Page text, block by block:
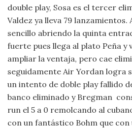
double play, Sosa es el tercer
Valdez ya lleva 79 lanzamientos.
sencillo abriendo la quinta
fuerte pues llega al plato Peña y
ampliar la ventaja, pero cae
seguidamente Air Yordan logra
un intento de doble play fallido
banco eliminado y Bregman
run el 5 a 0 remolcando al
con un fantástico Bohm que